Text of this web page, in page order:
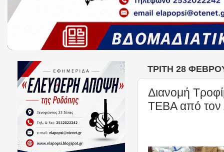
ΤΡΊΤΗ 28
Διανομή
ΤΕΒΑ από